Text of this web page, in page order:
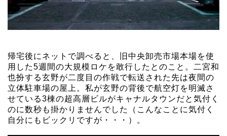
帰宅後にネットで調べると、旧中央卸売市場本場を使
用した5週間の大規模ロケを敢行したとのこと。二宮和
也扮する玄野が二度目の作戦で転送された先は夜間の
立体駐車場の屋上。私が玄野の背後で航空灯を明滅さ
せている3棟の超高層ビルがキャナルタウンだと気付く
のに数秒も掛かりませんでした（こんなことに気付く
自分にもビックリですが・・・）。